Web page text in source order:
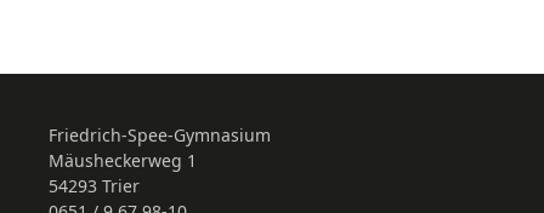
Friedrich-Spee-Gymnasium
Mäusheckerweg 1
54293 Trier